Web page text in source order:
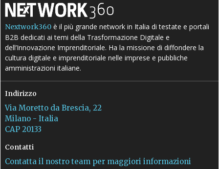
Nextwork360 è il più grande network in Italia di testate e portali
B2B dedicati ai temi della Trasformazione Digitale e
dell’Innovazione Imprenditoriale. Ha la missione di diffondere la
cultura digitale e imprenditoriale nelle imprese e pubbliche
amministrazioni italiane.
Indirizzo
Via Moretto da Brescia, 22
Milano - Italia
CAP 20133
Contatti
Contatta il nostro team per maggiori informazioni